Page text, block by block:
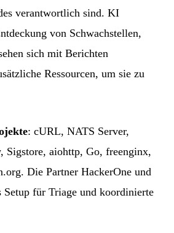
verantwortlich sind. KI
von Schwachstellen,
sich mit Berichten
Ressourcen, um sie zu
: cURL, NATS Server,
Sigstore, aiohttp, Go, freenginx,
Die Partner HackerOne und
Setup für Triage und koordinierte